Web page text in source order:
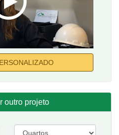
outro projeto